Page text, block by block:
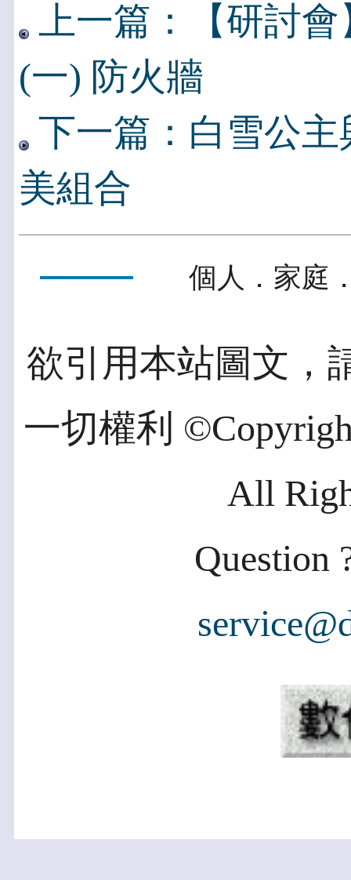
上一篇：【研討
(一) 防火牆
下一篇：白雪公
美組合
個人．家庭
欲引用本站圖文，
一切權利
All
Question